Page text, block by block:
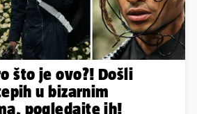
što je ovo?! Došli
u bizarnim
pogledajte ih!